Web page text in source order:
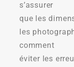
s’assurer
que les
les
comment
éviter les